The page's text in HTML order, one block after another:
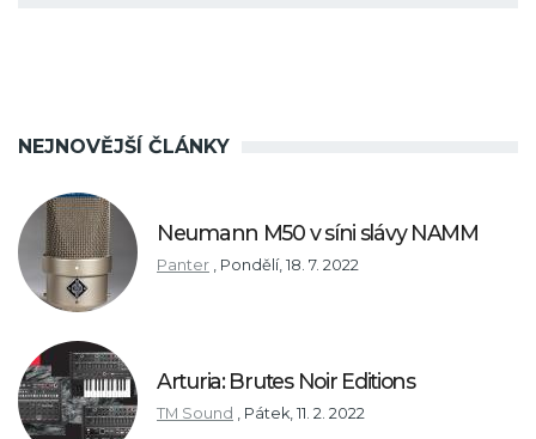
NEJNOVĚJŠÍ ČLÁNKY
Neumann M50 v síni slávy NAMM
Panter , Pondělí, 18. 7. 2022
Arturia: Brutes Noir Editions
TM Sound , Pátek, 11. 2. 2022